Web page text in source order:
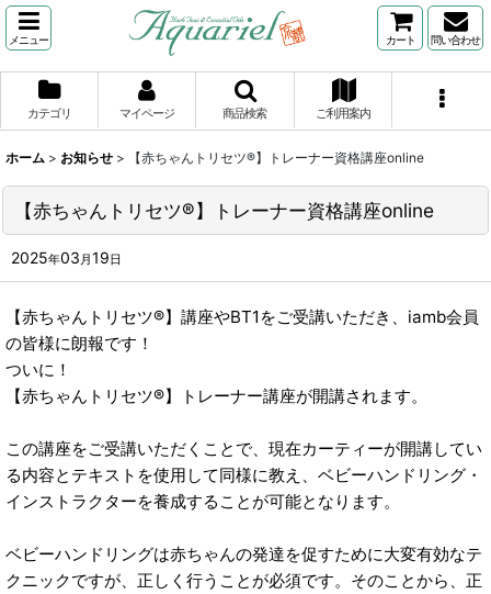
メニュー カート 問い合わせ
カテゴリ マイページ 商品検索 ご利用案内
ホーム > お知らせ > 【赤ちゃんトリセツ®】トレーナー資格講座online
【赤ちゃんトリセツ®】トレーナー資格講座online
2025年03 月19日
【赤ちゃんトリセツ®】講座やBT1をご受講いただき、iamb会員
の皆様に朗報です！
ついに！
【赤ちゃんトリセツ®】トレーナー講座が開講されます。
この講座をご受講いただくことで、現在カーティーが開講してい
る内容とテキストを使用して同様に教え、ベビーハンドリング・
インストラクターを養成することが可能となります。
ベビーハンドリングは赤ちゃんの発達を促すために大変有効なテ
クニックですが、正しく行うことが必須です。そのことから、正